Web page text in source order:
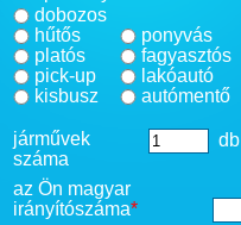
dobozos
hűtős
platós
pick-up
kisbusz
ponyvás
fagyasztós
lakóautó
autómentő
járművek
száma
db
az Ön magyar
irányítószáma*